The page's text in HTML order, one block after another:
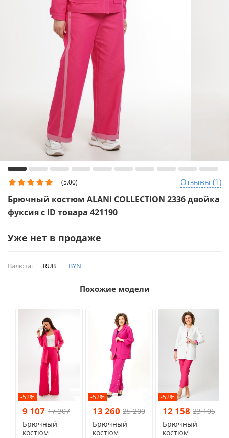
(5.00) Отзывы (1)
Брючный костюм ALANI COLLECTION 2336 двойка
фуксия с ID товара 421190
Уже нет в продаже
Валюта: RUB BYN
Похожие модели
-52%
9 107 17 307
Брючный
костюм
-52%
13 260 25 200
Брючный
костюм
-52%
12 158 23 105
Брючный
костюм